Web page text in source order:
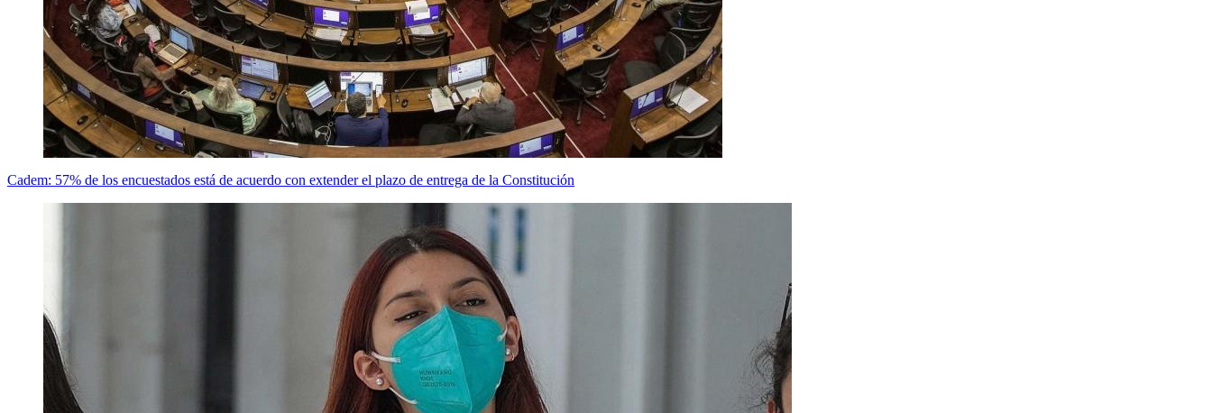
Cadem: 57% de los encuestados está de acuerdo con extender el plazo de entrega de la Constitución